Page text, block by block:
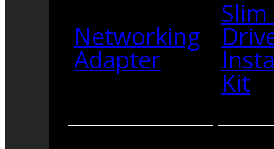
Networking
Adapter
Kit